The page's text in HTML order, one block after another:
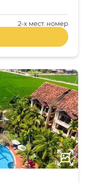
2-x мест. номер